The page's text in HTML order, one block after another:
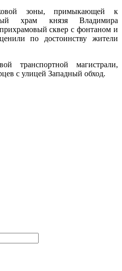
зоны, примыкающей к
храм князя Владимира
сквер с фонтаном и
по достоинству жители
транспортной магистрали,
с улицей Западный обход.